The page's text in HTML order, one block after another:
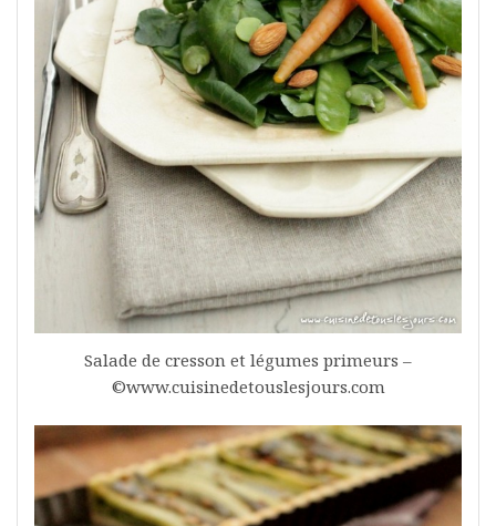
Salade de cresson et légumes primeurs –
©www.cuisinedetouslesjours.com